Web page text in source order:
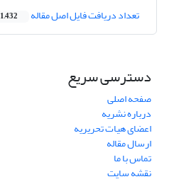
تعداد دریافت فایل اصل مقاله 1,432
دسترسی سریع
صفحه اصلی
درباره نشریه
اعضای هیات تحریریه
ارسال مقاله
تماس با ما
نقشه سایت